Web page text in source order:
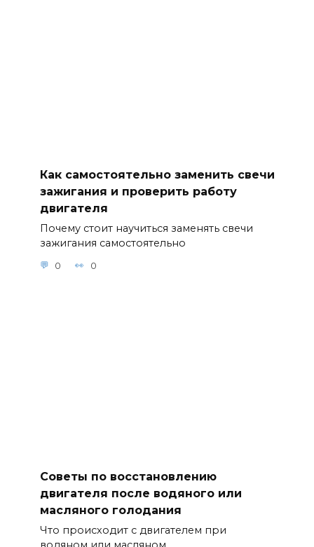
Как самостоятельно заменить свечи
зажигания и проверить работу
двигателя
Почему стоит научиться заменять свечи
зажигания самостоятельно
0 0
Советы по восстановлению
двигателя после водяного или
масляного голодания
Что происходит с двигателем при